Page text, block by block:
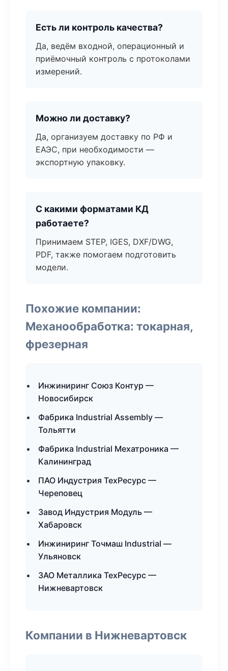
Есть ли контроль качества?
Да, ведём входной, операционный и
приёмочный контроль с протоколами
измерений.
Можно ли доставку?
Да, организуем доставку по РФ и
ЕАЭС, при необходимости —
экспортную упаковку.
С какими форматами КД
работаете?
Принимаем STEP, IGES, DXF/DWG,
PDF, также помогаем подготовить
модели.
Похожие компании:
Механообработка: токарная,
фрезерная
Инжиниринг Союз Контур —
Новосибирск
Фабрика Industrial Assembly —
Тольятти
Фабрика Industrial Мехатроника —
Калининград
ПАО Индустрия ТехРесурс —
Череповец
Завод Индустрия Модуль —
Хабаровск
Инжиниринг Точмаш Industrial —
Ульяновск
ЗАО Металлика ТехРесурс —
Нижневартовск
Компании в Нижневартовск